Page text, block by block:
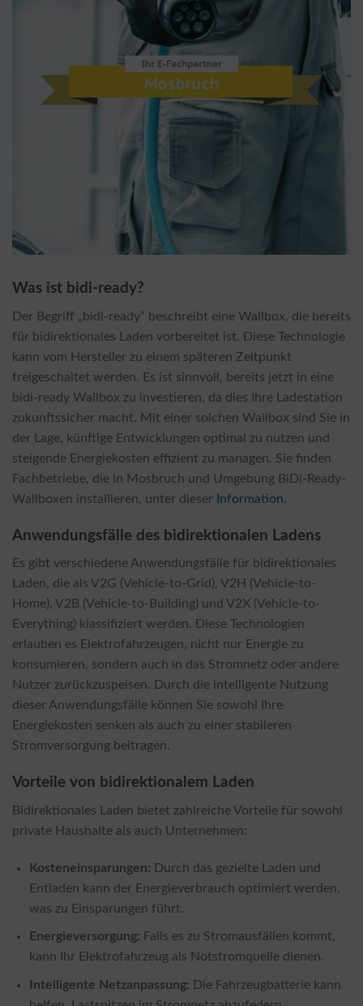
Was ist bidi-ready?
Der Begriff „bidi-ready“ beschreibt eine Wallbox, die bereits
für bidirektionales Laden vorbereitet ist. Diese Technologie
kann vom Hersteller zu einem späteren Zeitpunkt
freigeschaltet werden. Es ist sinnvoll, bereits jetzt in eine
bidi-ready Wallbox zu investieren, da dies Ihre Ladestation
zukunftssicher macht. Mit einer solchen Wallbox sind Sie in
der Lage, künftige Entwicklungen optimal zu nutzen und
steigende Energiekosten effizient zu managen. Sie finden
Fachbetriebe, die in Mosbruch und Umgebung BiDi-Ready-
Wallboxen installieren, unter dieser Information.
Anwendungsfälle des bidirektionalen Ladens
Es gibt verschiedene Anwendungsfälle für bidirektionales
Laden, die als V2G (Vehicle-to-Grid), V2H (Vehicle-to-
Home), V2B (Vehicle-to-Building) und V2X (Vehicle-to-
Everything) klassifiziert werden. Diese Technologien
erlauben es Elektrofahrzeugen, nicht nur Energie zu
konsumieren, sondern auch in das Stromnetz oder andere
Nutzer zurückzuspeisen. Durch die intelligente Nutzung
dieser Anwendungsfälle können Sie sowohl Ihre
Energiekosten senken als auch zu einer stabileren
Stromversorgung beitragen.
Vorteile von bidirektionalem Laden
Bidirektionales Laden bietet zahlreiche Vorteile für sowohl
private Haushalte als auch Unternehmen:
Kosteneinsparungen: Durch das gezielte Laden und
Entladen kann der Energieverbrauch optimiert werden,
was zu Einsparungen führt.
Energieversorgung: Falls es zu Stromausfällen kommt,
kann Ihr Elektrofahrzeug als Notstromquelle dienen.
Intelligente Netzanpassung: Die Fahrzeugbatterie kann